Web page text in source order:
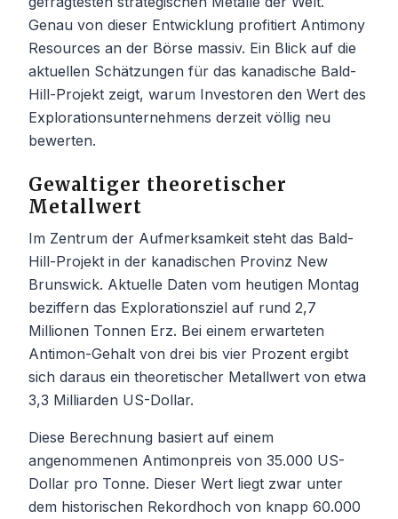
Genau von dieser Entwicklung profitiert Antimony
Resources an der Börse massiv. Ein Blick auf die
aktuellen Schätzungen für das kanadische Bald-
Hill-Projekt zeigt, warum Investoren den Wert des
Explorationsunternehmens derzeit völlig neu
bewerten.
Gewaltiger theoretischer
Metallwert
Im Zentrum der Aufmerksamkeit steht das Bald-
Hill-Projekt in der kanadischen Provinz New
Brunswick. Aktuelle Daten vom heutigen Montag
beziffern das Explorationsziel auf rund 2,7
Millionen Tonnen Erz. Bei einem erwarteten
Antimon-Gehalt von drei bis vier Prozent ergibt
sich daraus ein theoretischer Metallwert von etwa
3,3 Milliarden US-Dollar.
Diese Berechnung basiert auf einem
angenommenen Antimonpreis von 35.000 US-
Dollar pro Tonne. Dieser Wert liegt zwar unter
dem historischen Rekordhoch von knapp 60.000